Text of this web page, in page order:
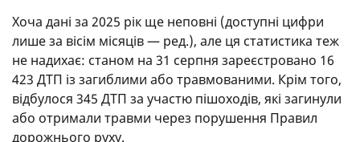
Хоча дані за 2025 рік ще неповні (доступні цифри
лише за вісім місяців — ред.), але ця статистика теж
не надихає: станом на 31 серпня зареєстровано 16
423 ДТП із загиблими або травмованими. Крім того,
відбулося 345 ДТП за участю пішоходів, які загинули
або отримали травми через порушення Правил
дорожнього руху.